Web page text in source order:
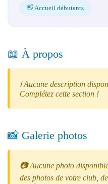
👋 Accueil débutants
📖 À propos
ℹ️ Aucune description
Complétez cette section !
📸 Galerie photos
📷 Aucune photo
des photos de votre club,